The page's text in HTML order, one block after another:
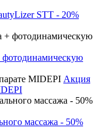
STT - 20%
фотодинамическую
Акция
массажа - 50%